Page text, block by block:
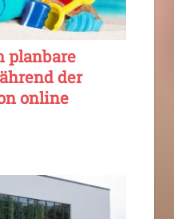
planbare
der
online